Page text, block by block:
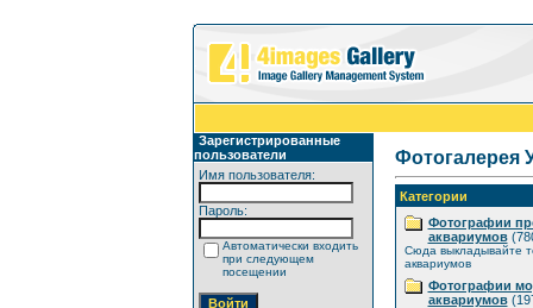
Зарегистрированные
пользователи
Имя пользователя:
Пароль:
Автоматически входить
при следующем
посещении
Фотогалерея
Категории
Фотографии
аквариумов
Сюда выкладывайте
аквариумов
Фотографии
аквариумов